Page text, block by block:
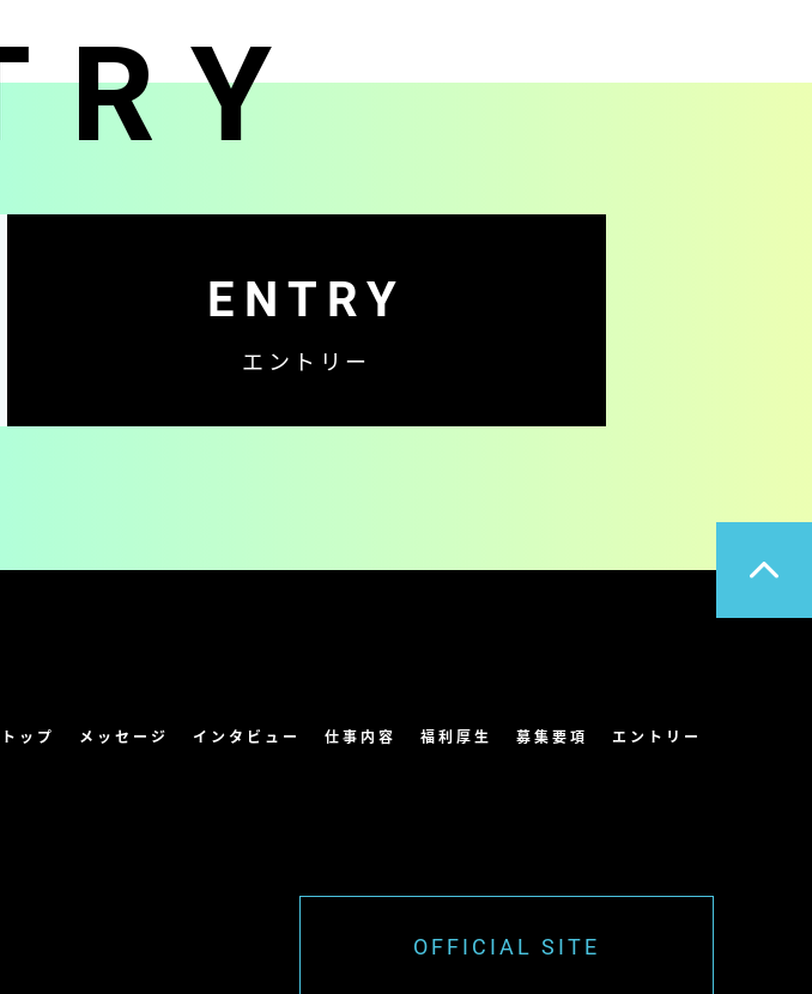
ENTRY
エントリー
ップ メッセージ インタビュー 仕事内容 福利厚生 募集要項 エントリー
OFFICIAL SITE